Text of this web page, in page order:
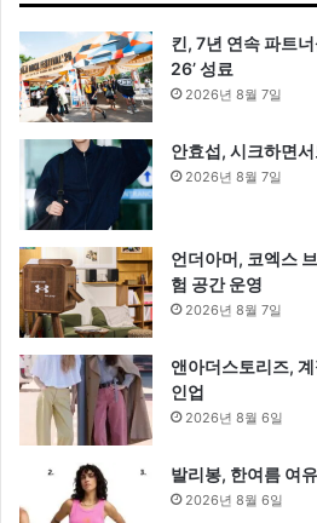
킨, 7년 연속 파트
26’ 성료
2026년 8월 7일
안효섭, 시크하면
2026년 8월 7일
언더아머, 코엑스
험 공간 운영
2026년 8월 7일
앤아더스토리즈,
인업
2026년 8월 6일
발리봉, 한여름 여
2026년 8월 6일